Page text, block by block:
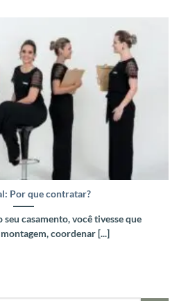
Por que contratar?
seu casamento, você tivesse que
coordenar [...]